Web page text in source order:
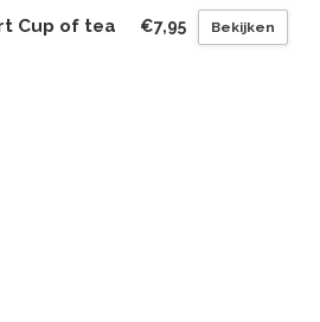
Cup of tea €7,95 Bekijken